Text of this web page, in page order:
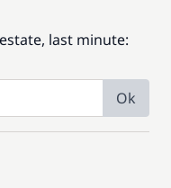
last minute:
Ok